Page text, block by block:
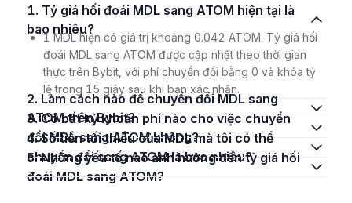
1. Tỷ giá hối đoái MDL sang ATOM hiện tại là
bao nhiêu?
1 MDL hiện có giá trị khoảng 0.042 ATOM. Tỷ giá hối
đoái MDL sang ATOM được cập nhật theo thời gian
thực trên Bybit, với phí chuyển đổi bằng 0 và khóa tỷ
lệ trong 15 giây sau khi bạn xác nhận.
2. Làm cách nào để chuyển đổi MDL sang
ATOM trên Bybit?
3. Có bất kỳ khoản phí nào cho việc chuyển
đổi MDL sang ATOM không?
4. Số tiền tối thiểu của MDL mà tôi có thể
chuyển đổi sang ATOM là bao nhiêu?
5. Những yếu tố nào ảnh hưởng đến tỷ giá hối
đoái MDL sang ATOM?